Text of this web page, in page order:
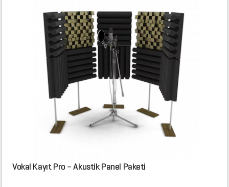
Vokal Kayıt Pro – Akustik Panel Paketi